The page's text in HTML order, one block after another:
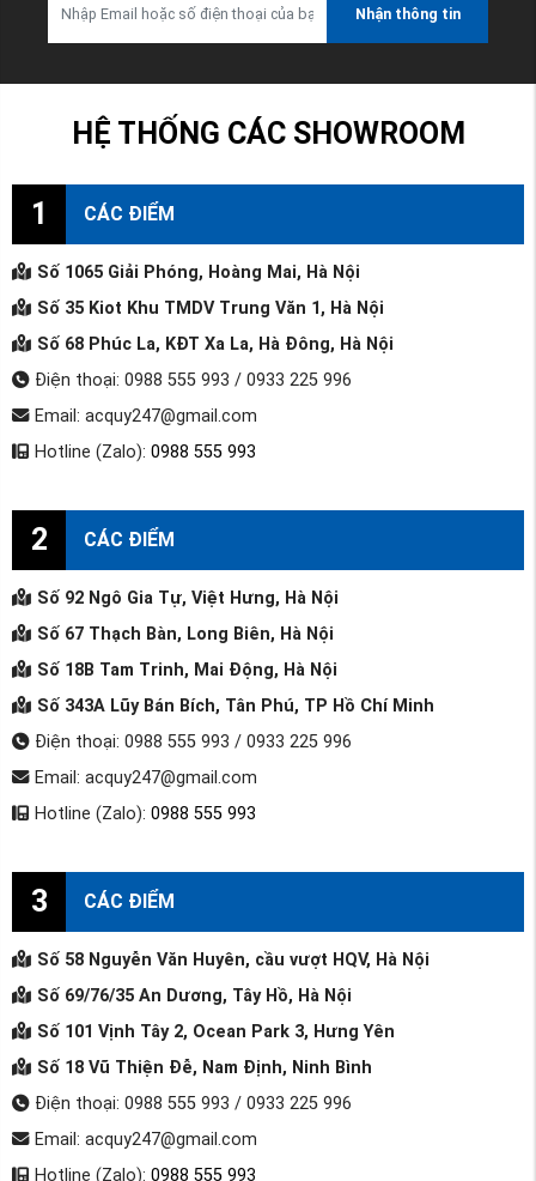
Nhận thông tin
HỆ THỐNG CÁC SHOWROOM
1 CÁC ĐIỂM
Số 1065 Giải Phóng, Hoàng Mai, Hà Nội
Số 35 Kiot Khu TMDV Trung Văn 1, Hà Nội
Số 68 Phúc La, KĐT Xa La, Hà Đông, Hà Nội
Điện thoại: 0988 555 993 / 0933 225 996
Email: acquy247@gmail.com
Hotline (Zalo): 0988 555 993
2 CÁC ĐIỂM
Số 92 Ngô Gia Tự, Việt Hưng, Hà Nội
Số 67 Thạch Bàn, Long Biên, Hà Nội
Số 18B Tam Trinh, Mai Động, Hà Nội
Số 343A Lũy Bán Bích, Tân Phú, TP Hồ Chí Minh
Điện thoại: 0988 555 993 / 0933 225 996
Email: acquy247@gmail.com
Hotline (Zalo): 0988 555 993
3 CÁC ĐIỂM
Số 58 Nguyễn Văn Huyên, cầu vượt HQV, Hà Nội
Số 69/76/35 An Dương, Tây Hồ, Hà Nội
Số 101 Vịnh Tây 2, Ocean Park 3, Hưng Yên
Số 18 Vũ Thiện Đễ, Nam Định, Ninh Bình
Điện thoại: 0988 555 993 / 0933 225 996
Email: acquy247@gmail.com
Hotline (Zalo): 0988 555 993